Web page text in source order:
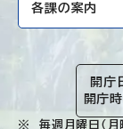
各課の案内
開庁
開庁
毎週月曜日（